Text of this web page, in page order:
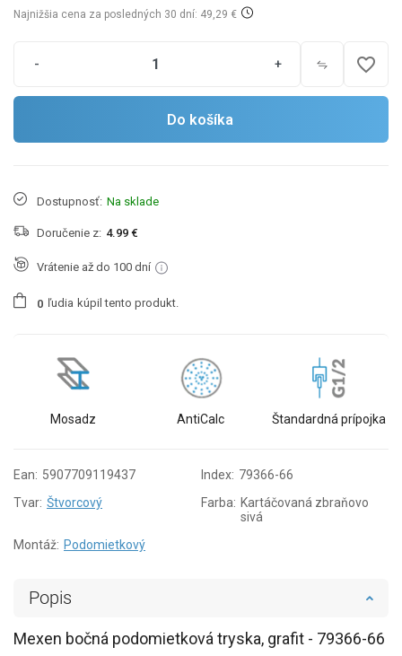
Najnižšia cena za posledných 30 dní: 49,29 €
- + favorite_border
Do košíka
Dostupnosť: Na sklade
Doručenie z: 4.99 €
Vrátenie až do 100 dní
0 ľudia kúpil tento produkt.
Mosadz AntiCalc Štandardná prípojka
Ean: 5907709119437 Index: 79366-66
Tvar: Štvorcový Farba: Kartáčovaná zbraňovo
sivá
Montáž: Podomietkový
Popis
Mexen bočná podomietková tryska, grafit - 79366-66